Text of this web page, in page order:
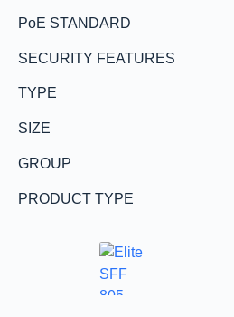
PoE STANDARD
SECURITY FEATURES
TYPE
SIZE
GROUP
PRODUCT TYPE